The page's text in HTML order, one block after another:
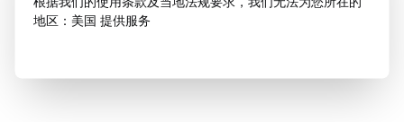
地区：美国 提供服务